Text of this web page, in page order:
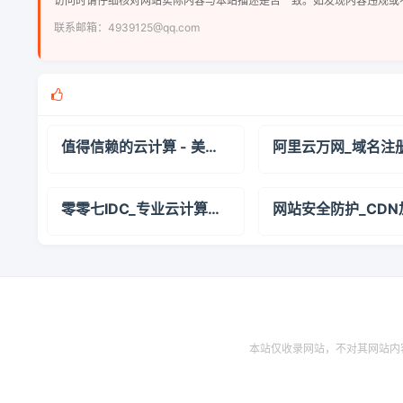
联系邮箱：4939125@qq.com
值得信赖的云计算 - 美儿云互联
零零七IDC_专业云计算服务提供商_高效稳定的服务器租用与托管服务
本站仅收录网站，不对其网站